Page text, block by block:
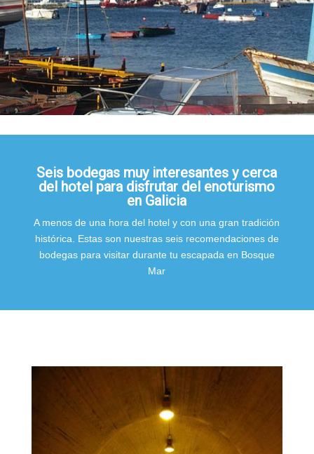
Seis bodegas muy interesantes y cerca
del hotel para disfrutar del enoturismo
en Galicia
A menos de una hora del hotel y con una gran tradición
histórica. Estas son nuestras seis recomendaciones de
bodegas para visitar durante tu escapada en Bosque
Mar